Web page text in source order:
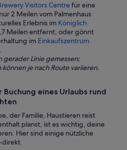
Visitors Centrefür eine
2 Meilen vom Palmenhaus
Erlebnis im Königlich
Meilen entfernt, oder gönnt
im Einkaufszentrum
Linie gemessen;
je nach Route variieren.
eines Urlaubs rund
der Familie, Haustieren reist
planst, ist es wichtig, deine
Hier sind einige nützliche
direkt.